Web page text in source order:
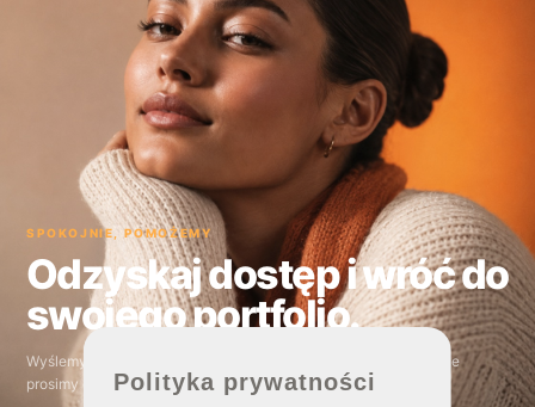
SPOKOJNIE, POMOŻEMY
Odzyskaj dostęp i wróć do
swojego portfolio.
Wyślemy instrukcję wyłącznie na adres przypisany do konta. Nie
prosimy o hasło ani kod 2FA.
Polityka prywatności